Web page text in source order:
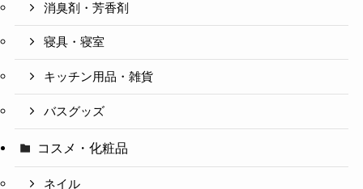
消臭剤・芳香剤
寝具・寝室
キッチン用品・雑貨
バスグッズ
コスメ・化粧品
ネイル